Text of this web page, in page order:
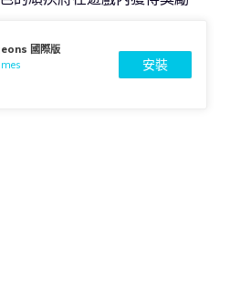
國際版
安裝